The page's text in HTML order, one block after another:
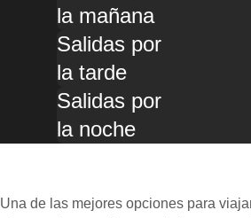
la mañana
Salidas por
la tarde
Salidas por
la noche
Una de las mejores opciones para